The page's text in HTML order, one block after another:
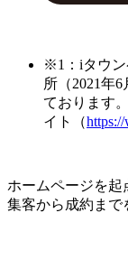
※1：iタウン
所（2021年
ております
イト（
ホームページを起
集客から成約まで